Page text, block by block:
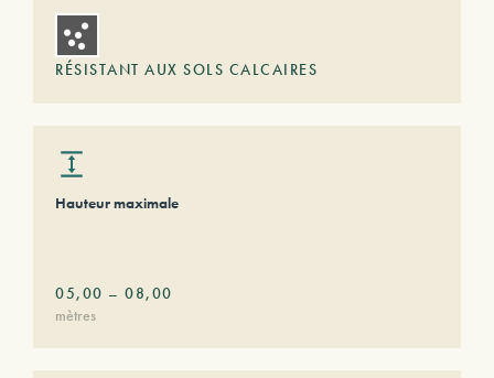
RÉSISTANT AUX SOLS CALCAIRES
Hauteur maximale
05,00 – 08,00
mètres